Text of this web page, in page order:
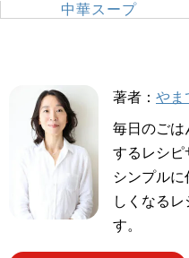
中華スープ
著者： やま
毎日のごは
するレシピ
シンプル
しくなる
す。